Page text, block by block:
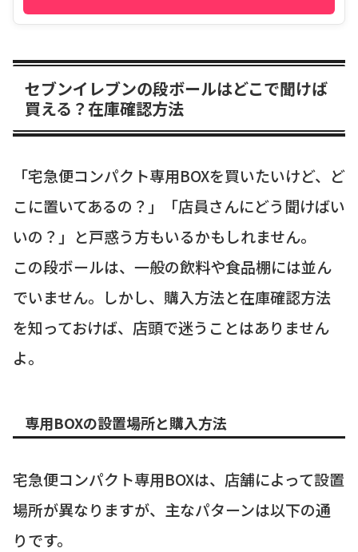
セブンイレブンの段ボールはどこで聞けば
買える？在庫確認方法
「宅急便コンパクト専用BOXを買いたいけど、ど
こに置いてあるの？」「店員さんにどう聞けばい
いの？」と戸惑う方もいるかもしれません。
この段ボールは、一般の飲料や食品棚には並ん
でいません。しかし、購入方法と在庫確認方法
を知っておけば、店頭で迷うことはありません
よ。
専用BOXの設置場所と購入方法
宅急便コンパクト専用BOXは、店舗によって設置
場所が異なりますが、主なパターンは以下の通
りです。